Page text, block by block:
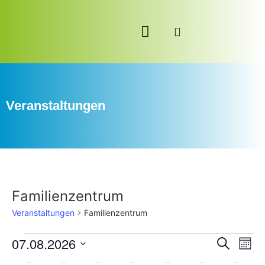
Veranstaltungen
Familienzentrum
Veranstaltungen Familienzentrum
Suche
07.08.2026